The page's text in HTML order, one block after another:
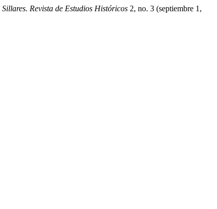
Sillares. Revista de Estudios Históricos 2, no. 3 (septiembre 1,